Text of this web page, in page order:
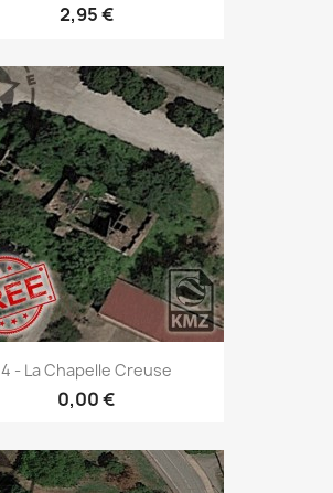
2,95 €
4 - La Chapelle Creuse
0,00 €